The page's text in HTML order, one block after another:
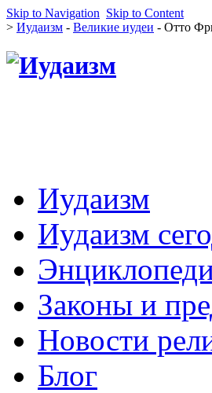
Skip to Navigation Skip to Content
> Иудаизм - Великие иудеи - Отто
Иудаизм
Иудаизм
Законы и
Новости
Блог